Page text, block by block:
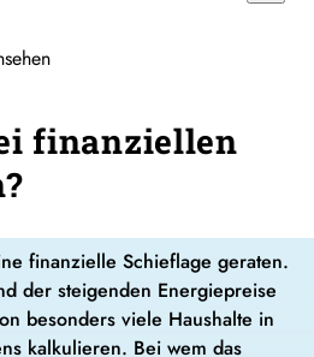
finanziellen
finanzielle Schieflage geraten.
der steigenden Energiepreise
besonders viele Haushalte in
kalkulieren. Bei wem das